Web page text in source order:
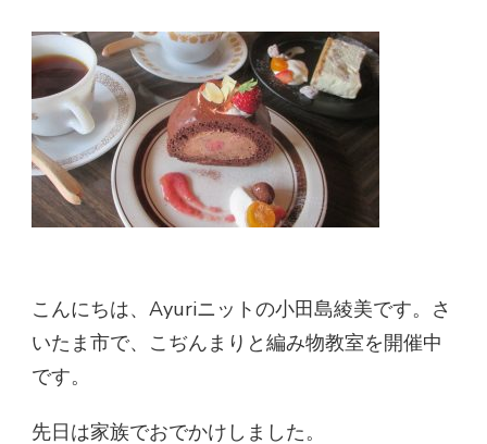
こんにちは、Ayuriニットの小田島綾美です。さ
いたま市で、こぢんまりと編み物教室を開催中
です。
先日は家族でおでかけしました。